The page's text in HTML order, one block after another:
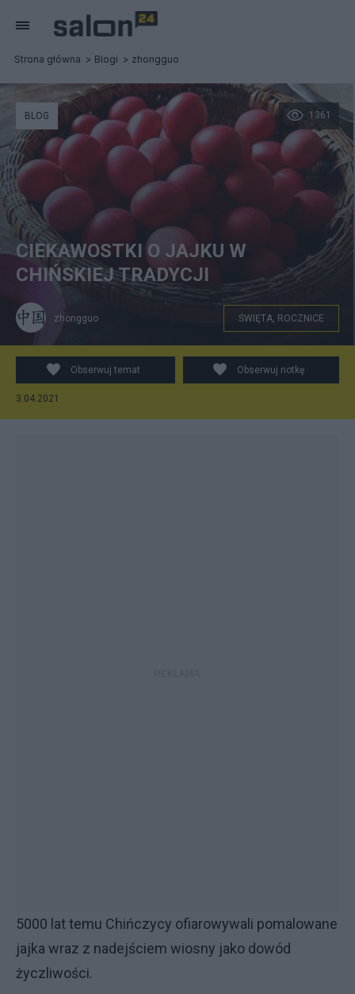
Strona główna Blogi zhongguo
1361
BLOG
CIEKAWOSTKI O JAJKU W
CHIŃSKIEJ TRADYCJI
zhongguo ŚWIĘTA, ROCZNICE
Obserwuj temat Obserwuj notkę
3.04.2021
5000 lat temu Chińczycy ofiarowywali pomalowane
jajka wraz z nadejściem wiosny jako dowód
życzliwości.